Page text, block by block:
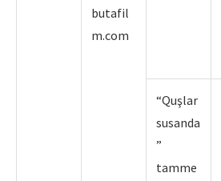
butafil
m.com
“Quşlar
susanda
”
tamme